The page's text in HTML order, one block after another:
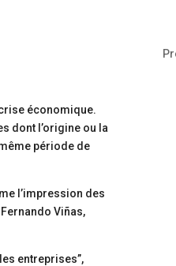
économique.
dont l’origine ou la
période de
l’impression des
Viñas,
entreprises”,